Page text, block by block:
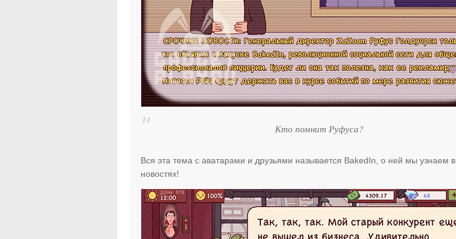
Кто помнит Руфуса?
Вся эта тема с аватарами и друзьями называется BakedIn, о ней мы узнаем в
новостях!